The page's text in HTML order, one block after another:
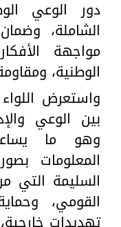
دور الوعي
الشاملة،
مواجهة
الوطنية،
واستعرض
بين الوعي
وهو ما
المعلومات
السليمة التي
القومي،